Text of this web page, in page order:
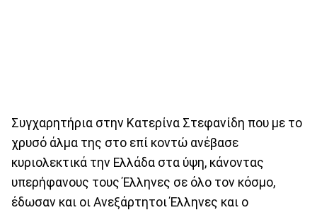
Συγχαρητήρια στην Κατερίνα Στεφανίδη που με το
χρυσό άλμα της στο επί κοντώ ανέβασε
κυριολεκτικά την Ελλάδα στα ύψη, κάνοντας
υπερήφανους τους Έλληνες σε όλο τον κόσμο,
έδωσαν και οι Ανεξάρτητοι Έλληνες και ο